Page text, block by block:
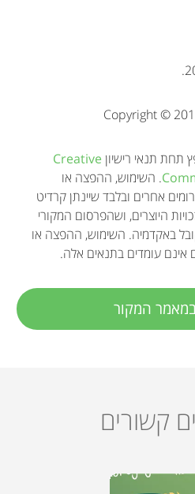
Copyright ©
תחת תנאי רישיון Creative
. השימוש, ההפצה או
אחרים ובלבד שיינתן קרדיט
היוצרים, ושהפרסום המקורי
באקדמיה. השימוש, ההפצה או
עומדים בתנאים אלה.
המקור
קשורים